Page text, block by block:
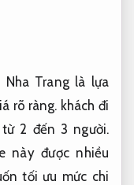
Trang là lựa
rõ ràng. khách đi
2 đến 3 người.
này được nhiều
tối ưu mức chi